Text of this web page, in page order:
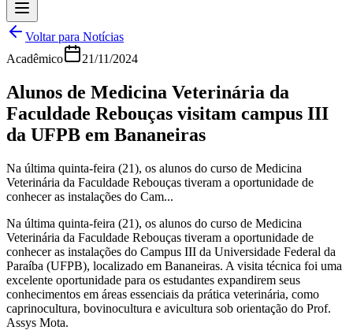
Voltar para Notícias
Acadêmico
21/11/2024
Alunos de Medicina Veterinária da
Faculdade Rebouças visitam campus III
da UFPB em Bananeiras
Na última quinta-feira (21), os alunos do curso de Medicina
Veterinária da Faculdade Rebouças tiveram a oportunidade de
conhecer as instalações do Cam...
Na última quinta-feira (21), os alunos do curso de Medicina
Veterinária da Faculdade Rebouças tiveram a oportunidade de
conhecer as instalações do Campus III da Universidade Federal da
Paraíba (UFPB), localizado em Bananeiras. A visita técnica foi uma
excelente oportunidade para os estudantes expandirem seus
conhecimentos em áreas essenciais da prática veterinária, como
caprinocultura, bovinocultura e avicultura sob orientação do Prof.
Assys Mota.